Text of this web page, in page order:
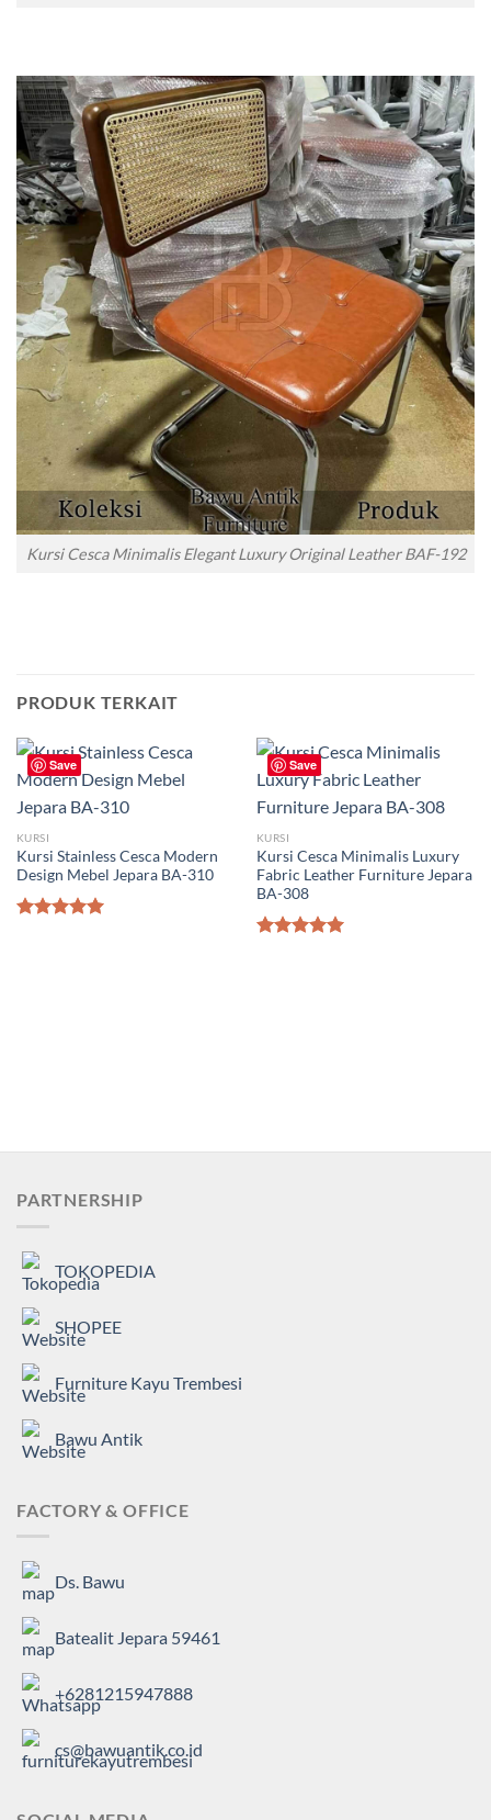
Kursi Cesca Minimalis Elegant Luxury Original Leather BAF-192
PRODUK TERKAIT
Save
KURSI
Kursi Stainless Cesca Modern
Design Mebel Jepara BA-310
Save
KURSI
Kursi Cesca Minimalis Luxury
Fabric Leather Furniture Jepara
BA-308
PARTNERSHIP
TOKOPEDIA
SHOPEE
Furniture Kayu Trembesi
Bawu Antik
FACTORY & OFFICE
Ds. Bawu
Batealit Jepara 59461
+6281215947888
cs@bawuantik.co.id